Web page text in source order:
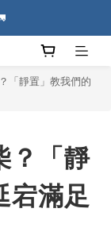
「靜置」教我們的
？「靜
宕滿足